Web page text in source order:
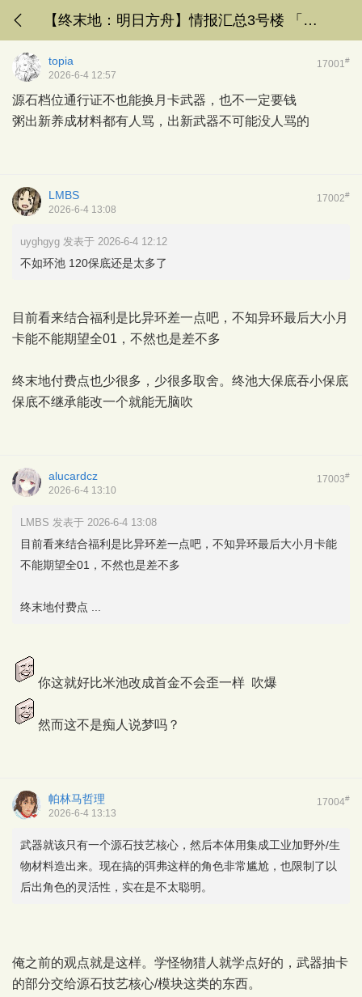
【终末地：明日方舟】情报汇总3号楼 「向渊行」版本即将开放
17001#
topia
2026-6-4 12:57
源石档位通行证不也能换月卡武器，也不一定要钱
粥出新养成材料都有人骂，出新武器不可能没人骂的
17002#
LMBS
2026-6-4 13:08
uyghgyg 发表于 2026-6-4 12:12
不如环池 120保底还是太多了
目前看来结合福利是比异环差一点吧，不知异环最后大小月
卡能不能期望全01，不然也是差不多
终末地付费点也少很多，少很多取舍。终池大保底吞小保底
保底不继承能改一个就能无脑吹
17003#
alucardcz
2026-6-4 13:10
LMBS 发表于 2026-6-4 13:08
目前看来结合福利是比异环差一点吧，不知异环最后大小月卡能
不能期望全01，不然也是差不多
终末地付费点 ...
你这就好比米池改成首金不会歪一样 吹爆
然而这不是痴人说梦吗？
17004#
帕林马哲理
2026-6-4 13:13
武器就该只有一个源石技艺核心，然后本体用集成工业加野外/生
物材料造出来。现在搞的弭弗这样的角色非常尴尬，也限制了以
后出角色的灵活性，实在是不太聪明。
俺之前的观点就是这样。学怪物猎人就学点好的，武器抽卡
的部分交给源石技艺核心/模块这类的东西。